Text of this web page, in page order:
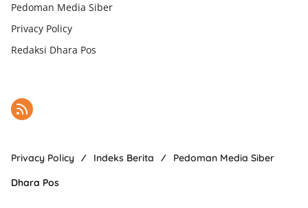
Pedoman Media Siber
Privacy Policy
Redaksi Dhara Pos
Privacy Policy Indeks Berita
Pedoman Media Siber
Dhara Pos